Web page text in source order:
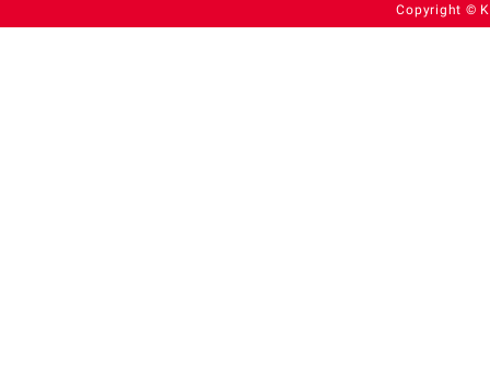
Copyright ©